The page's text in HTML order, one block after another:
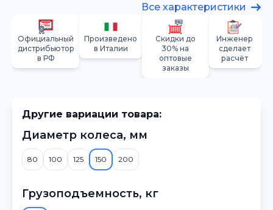
Все характеристики
Официальный
дистрибьютор
в РФ
Произведено
в Италии
Скидки до
30% на
оптовые
заказы
Инженер
сделает
расчёт
Другие вариации товара:
Диаметр колеса, мм
80 100 125 150 200
Грузоподъемность, кг